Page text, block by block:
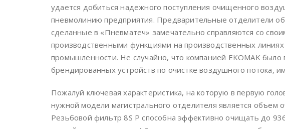
удается добиться надежного поступления очищенного
пневмолинию предприятия. Предварительные отделители
сделанные в «Пневматеч» замечательно справляются со
производственными функциями на производственных
промышленности. Не случайно, что компанией EKOMAK
брендированных устройств по очистке воздушного потока,
Пожалуй ключевая характеристика, на которую в первую
нужной модели магистрального отделителя является объем
Резьбовой фильтр 8S P способна эффективно очищать до